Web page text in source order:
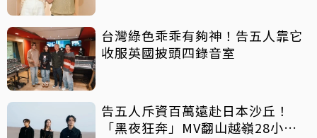
台灣綠色乖乖有夠神！告五人靠它
收服英國披頭四錄音室
告五人斥資百萬遠赴日本沙丘！
「黑夜狂奔」MV翻山越嶺28小時